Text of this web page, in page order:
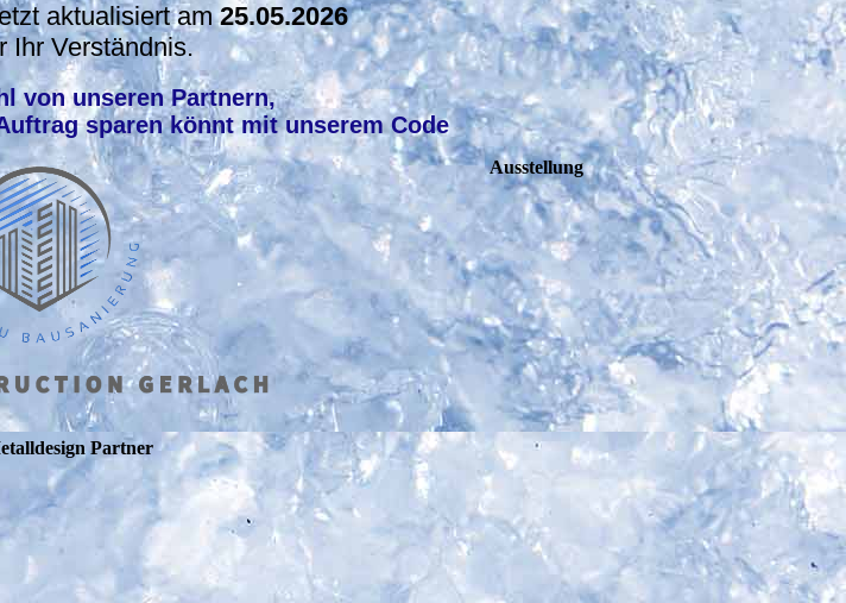
aktualisiert am25.05.2026
Ihr Verständnis.
von unseren Partnern,
sparen könnt mit unserem Code
Partner
Ausstellung